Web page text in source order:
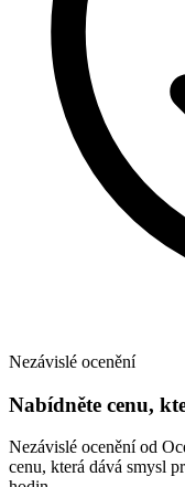
Nezávislé ocenění
Nabídněte cenu,
Nezávislé ocenění od
cenu, která dává smysl